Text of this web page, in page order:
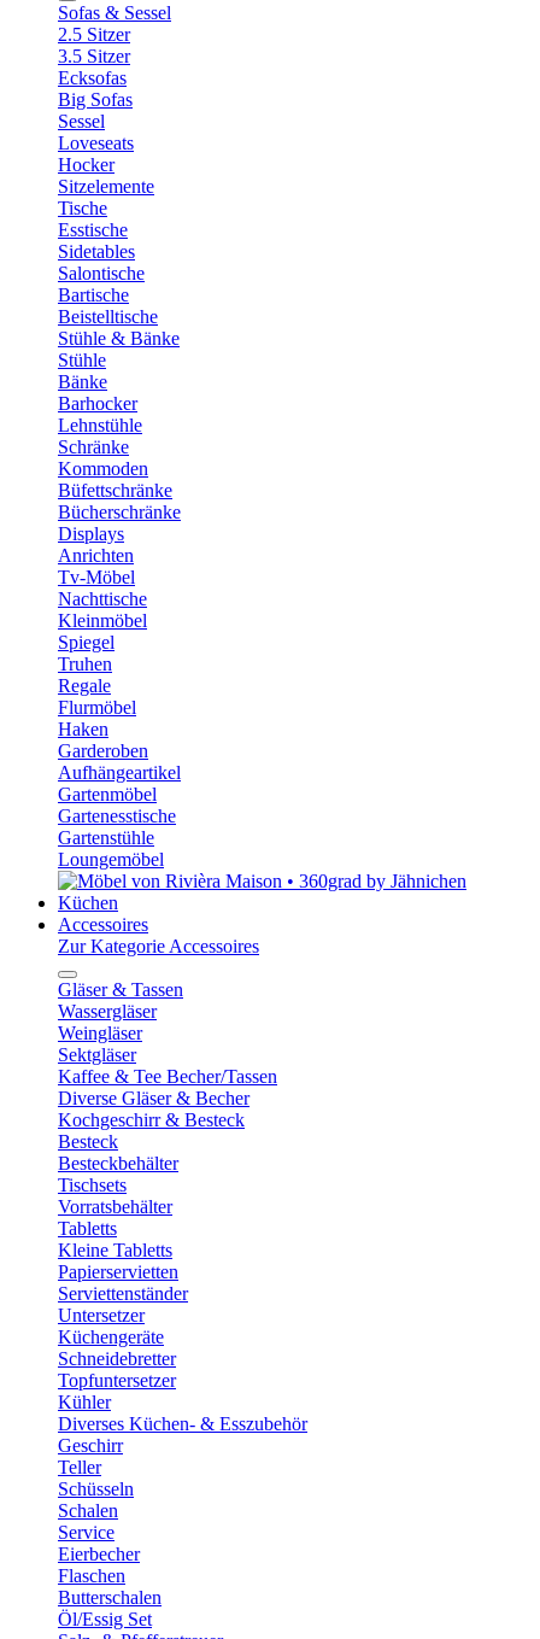
Sofas & Sessel
2.5 Sitzer
3.5 Sitzer
Ecksofas
Big Sofas
Sessel
Loveseats
Hocker
Sitzelemente
Tische
Esstische
Sidetables
Salontische
Bartische
Beistelltische
Stühle & Bänke
Stühle
Bänke
Barhocker
Lehnstühle
Schränke
Kommoden
Büfettschränke
Bücherschränke
Displays
Anrichten
Tv-Möbel
Nachttische
Kleinmöbel
Spiegel
Truhen
Regale
Flurmöbel
Haken
Garderoben
Aufhängeartikel
Gartenmöbel
Gartenesstische
Gartenstühle
Loungemöbel
Küchen
Accessoires
Zur Kategorie Accessoires
Gläser & Tassen
Wassergläser
Weingläser
Sektgläser
Kaffee & Tee Becher/Tassen
Diverse Gläser & Becher
Kochgeschirr & Besteck
Besteck
Besteckbehälter
Tischsets
Vorratsbehälter
Tabletts
Kleine Tabletts
Papierservietten
Serviettenständer
Untersetzer
Küchengeräte
Schneidebretter
Topfuntersetzer
Kühler
Diverses Küchen- & Esszubehör
Geschirr
Teller
Schüsseln
Schalen
Service
Eierbecher
Flaschen
Butterschalen
Öl/Essig Set